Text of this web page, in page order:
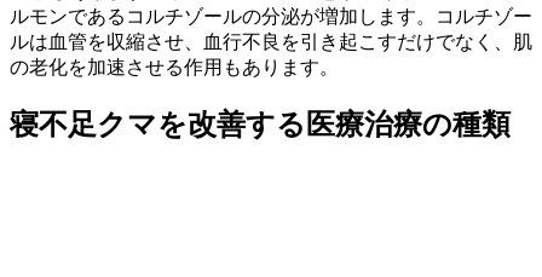
ルモンであるコルチゾールの分泌が増加します。コルチゾー
ルは血管を収縮させ、血行不良を引き起こすだけでなく、肌
の老化を加速させる作用もあります。
寝不足クマを改善する医療治療の種類